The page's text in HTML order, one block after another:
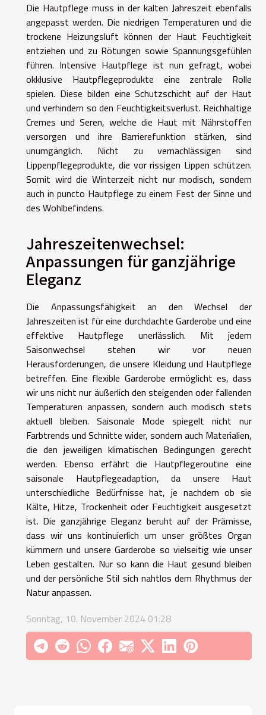
Die Hautpflege muss in der kalten Jahreszeit ebenfalls
angepasst werden. Die niedrigen Temperaturen und die
trockene Heizungsluft können der Haut Feuchtigkeit
entziehen und zu Rötungen sowie Spannungsgefühlen
führen. Intensive Hautpflege ist nun gefragt, wobei
okklusive Hautpflegeprodukte eine zentrale Rolle
spielen. Diese bilden eine Schutzschicht auf der Haut
und verhindern so den Feuchtigkeitsverlust. Reichhaltige
Cremes und Seren, welche die Haut mit Nährstoffen
versorgen und ihre Barrierefunktion stärken, sind
unumgänglich. Nicht zu vernachlässigen sind
Lippenpflegeprodukte, die vor rissigen Lippen schützen.
Somit wird die Winterzeit nicht nur modisch, sondern
auch in puncto Hautpflege zu einem Fest der Sinne und
des Wohlbefindens.
Jahreszeitenwechsel:
Anpassungen für ganzjährige
Eleganz
Die Anpassungsfähigkeit an den Wechsel der
Jahreszeiten ist für eine durchdachte Garderobe und eine
effektive Hautpflege unerlässlich. Mit jedem
Saisonwechsel stehen wir vor neuen
Herausforderungen, die unsere Kleidung und Hautpflege
betreffen. Eine flexible Garderobe ermöglicht es, dass
wir uns nicht nur äußerlich den steigenden oder fallenden
Temperaturen anpassen, sondern auch modisch stets
aktuell bleiben. Saisonale Mode spiegelt nicht nur
Farbtrends und Schnitte wider, sondern auch Materialien,
die den jeweiligen klimatischen Bedingungen gerecht
werden. Ebenso erfährt die Hautpflegeroutine eine
saisonale Hautpflegeadaption, da unsere Haut
unterschiedliche Bedürfnisse hat, je nachdem ob sie
Kälte, Hitze, Trockenheit oder Feuchtigkeit ausgesetzt
ist. Die ganzjährige Eleganz beruht auf der Prämisse,
dass wir uns kontinuierlich um unser größtes Organ
kümmern und unsere Garderobe so vielseitig wie unser
Leben gestalten. Nur so kann die Haut gesund bleiben
und der persönliche Stil sich nahtlos dem Rhythmus der
Natur anpassen.
Sonntag, 10. November 2024 01:28